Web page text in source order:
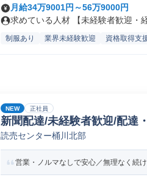
月給34万9001円～56万9000円
求めている人材 【未経験者歓迎・
制服あり 業界未経験歓迎 資格取得支
NEW 正社員
新聞配達/未経験者歓迎/配達
読売センター桶川北部
営業・ノルマなしで安心／無理なく続